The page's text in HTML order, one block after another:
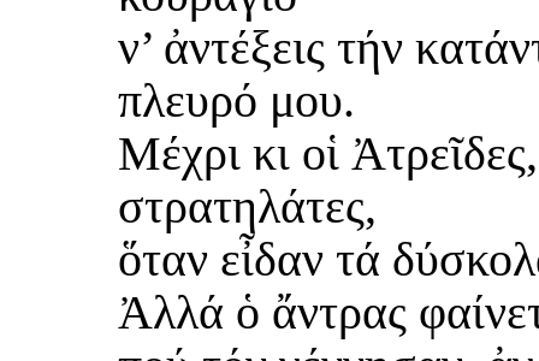
ν’ ἀντέξεις τήν
πλευρό μου.
Μέχρι κι οἱ
στρατηλάτες,
ὅταν εἶδαν τά
Ἀλλά ὁ ἄντρας